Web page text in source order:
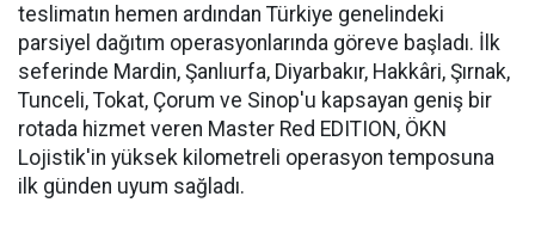
teslimatın hemen ardından Türkiye genelindeki
parsiyel dağıtım operasyonlarında göreve başladı. İlk
seferinde Mardin, Şanlıurfa, Diyarbakır, Hakkâri, Şırnak,
Tunceli, Tokat, Çorum ve Sinop'u kapsayan geniş bir
rotada hizmet veren Master Red EDITION, ÖKN
Lojistik'in yüksek kilometreli operasyon temposuna
ilk günden uyum sağladı.